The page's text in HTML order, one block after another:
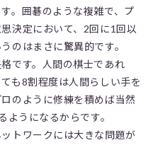
。囲碁のような複雑で、プ
決定において、2回に1回以
のはまさに驚異的です。
です。人間の棋士であれ
も8割程度は人間らしい手を
のように修練を積めば当然
うになるからです。
トワークには大きな問題が